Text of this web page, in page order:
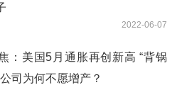
2022-06-07
：美国5月通胀再创新高 “背锅
司为何不愿增产？